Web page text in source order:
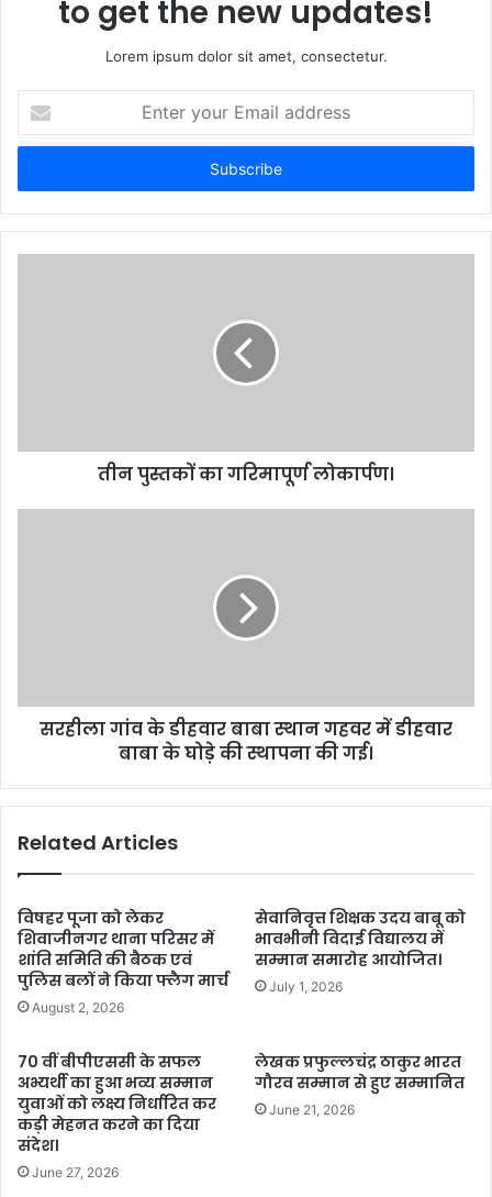
to get the new updates!
Lorem ipsum dolor sit amet, consectetur.
t
r
y
तीन पुस्तकों का गरिमापूर्ण लोकार्पण।
सरहीला गांव के डीहवार बाबा स्थान गहवर में डीहवार
बाबा के घोड़े की स्थापना की गई।
Related Articles
विषहर पूजा को लेकर
शिवाजीनगर थाना परिसर में
शांति समिति की बैठक एवं
पुलिस बलों ने किया फ्लैग मार्च
August 2, 2026
सेवानिवृत्त शिक्षक उदय बाबू को
भावभीनी विदाई विद्यालय में
सम्मान समारोह आयोजित।
July 1, 2026
70 वीं बीपीएससी के सफल
अभ्यर्थी का हुआ भव्य सम्मान
युवाओं को लक्ष्य निर्धारित कर
कड़ी मेहनत करने का दिया
संदेश।
June 27, 2026
लेखक प्रफुल्लचंद्र ठाकुर भारत
गौरव सम्मान से हुए सम्मानित
June 21, 2026